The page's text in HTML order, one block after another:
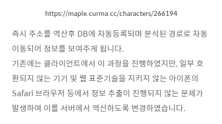
https://maple.curma.cc/characters/266194
즉시 주소를 역산후 DB에 자동등록되며 분석된 경로로 자동
이동되어 정보를 보여주게 됩니다.
기존에는 클라이언트에서 이 과정을 진행하였지만, 일부 호
환되지 않는 기기 및 웹 표준기술을 지키지 않는 아이폰의
Safari 브라우저 등에서 정보 추출이 진행되지 않는 문제가
발생하여 이를 서버에서 역산하도록 변경하였습니다.